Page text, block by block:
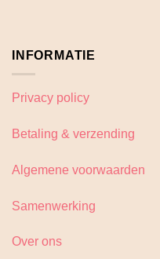
INFORMATIE
Privacy policy
Betaling & verzending
Algemene voorwaarden
Samenwerking
Over ons